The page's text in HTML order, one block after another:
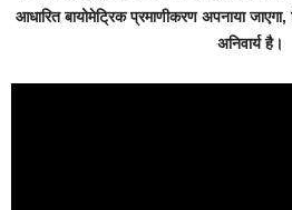
आधारित बायोमेट्रिक प्रमाणीकरण अपनाया
अनिवार्य है।